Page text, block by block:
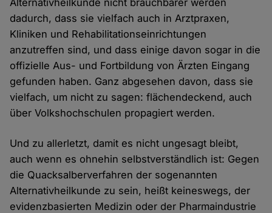
dadurch, dass sie vielfach auch in Arztpraxen,
Kliniken und Rehabilitationseinrichtungen
anzutreffen sind, und dass einige davon sogar in die
offizielle Aus- und Fortbildung von Ärzten Eingang
gefunden haben. Ganz abgesehen davon, dass sie
vielfach, um nicht zu sagen: flächendeckend, auch
über Volkshochschulen propagiert werden.
Und zu allerletzt, damit es nicht ungesagt bleibt,
auch wenn es ohnehin selbstverständlich ist: Gegen
die Quacksalberverfahren der sogenannten
Alternativheilkunde zu sein, heißt keineswegs, der
evidenzbasierten Medizin oder der Pharmaindustrie